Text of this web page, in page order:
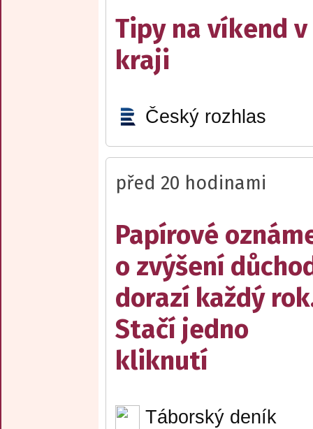
Tipy na víkend
kraji
Český rozhlas
před 20 hodinami
Papírové
o zvýšení
dorazí každý
Stačí jedno
kliknutí
Táborský deník